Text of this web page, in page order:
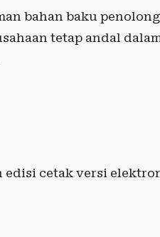
bahan baku
tetap andal
edisi cetak versi